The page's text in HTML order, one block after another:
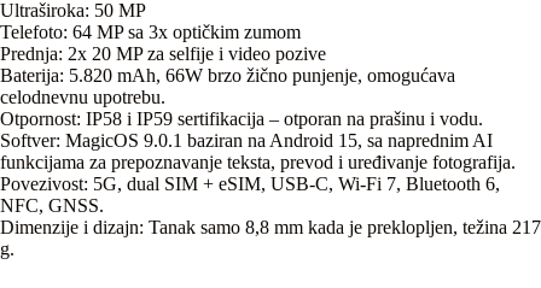
Ultraširoka: 50 MP
Telefoto: 64 MP sa 3x optičkim zumom
Prednja: 2x 20 MP za selfije i video pozive
Baterija: 5.820 mAh, 66W brzo žično punjenje, omogućava
celodnevnu upotrebu.
Otpornost: IP58 i IP59 sertifikacija – otporan na prašinu i vodu.
Softver: MagicOS 9.0.1 baziran na Android 15, sa naprednim AI
funkcijama za prepoznavanje teksta, prevod i uređivanje fotografija.
Povezivost: 5G, dual SIM + eSIM, USB-C, Wi-Fi 7, Bluetooth 6,
NFC, GNSS.
Dimenzije i dizajn: Tanak samo 8,8 mm kada je preklopljen, težina 217
g.